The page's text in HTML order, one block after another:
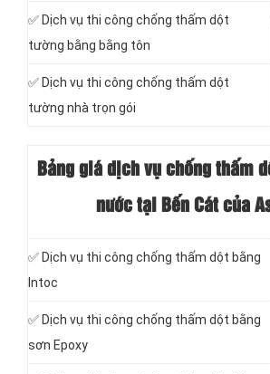
✅ Dịch vụ thi công chống thấm dột
tường bằng bằng tôn
✅ Dịch vụ thi công chống thấm dột
tường nhà trọn gói
Bảng giá dịch vụ chống thấm
nước tại Bến Cát của
✅ Dịch vụ thi công chống thấm dột bằng
Intoc
✅ Dịch vụ thi công chống thấm dột bằng
sơn Epoxy